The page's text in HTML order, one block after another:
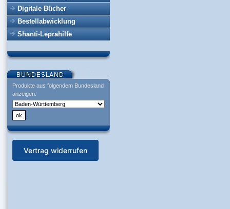
Digitale Bücher
Bestellabwicklung
Shanti-Leprahilfe
Produkte aus folgendem Bundesland
anzeigen:
Vertrag widerrufen